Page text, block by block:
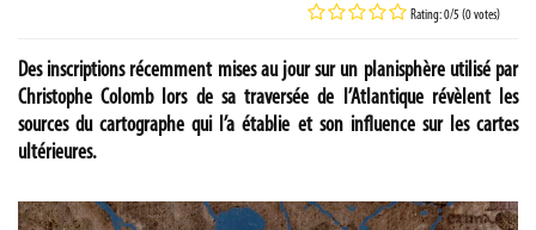
Rating: 0/5 (0 votes)
Des inscriptions récemment mises au jour sur un planisphère utilisé par
Christophe Colomb lors de sa traversée de l’Atlantique révèlent les
sources du cartographe qui l’a établie et son influence sur les cartes
ultérieures.